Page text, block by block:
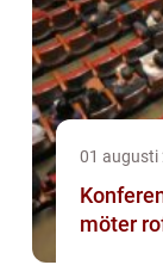
01 augusti
Konferens
möter